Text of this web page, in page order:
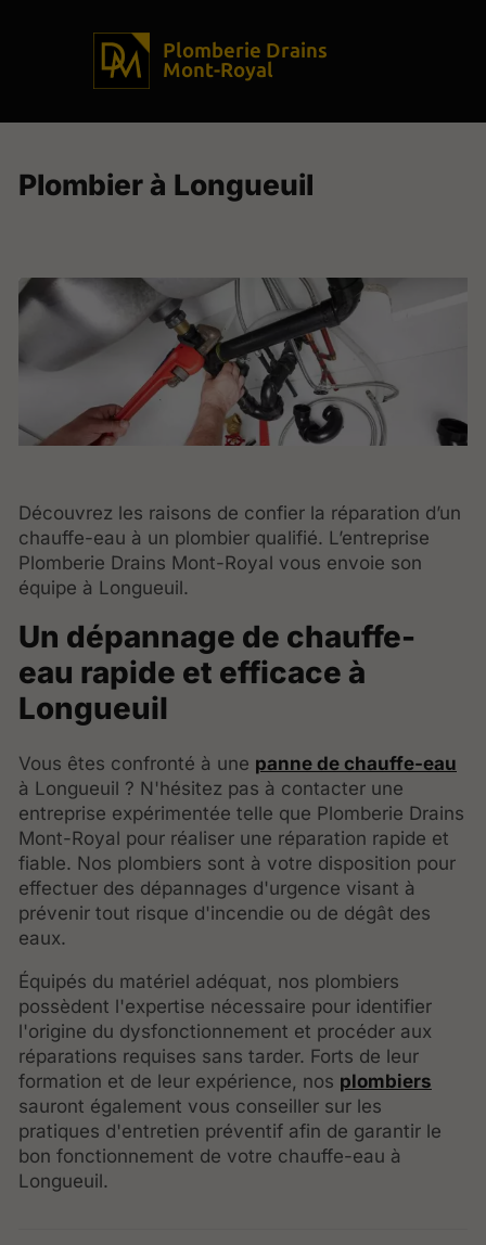
Plomberie Drains
Mont-Royal
Plombier à Longueuil
Découvrez les raisons de confier la réparation d’un
chauffe-eau à un plombier qualifié. L’entreprise
Plomberie Drains Mont-Royal vous envoie son
équipe à Longueuil.
Un dépannage de chauffe-
eau rapide et efficace à
Longueuil
Vous êtes confronté à une panne de chauffe-eau
à Longueuil ? N'hésitez pas à contacter une
entreprise expérimentée telle que Plomberie Drains
Mont-Royal pour réaliser une réparation rapide et
fiable. Nos plombiers sont à votre disposition pour
effectuer des dépannages d'urgence visant à
prévenir tout risque d'incendie ou de dégât des
eaux.
Équipés du matériel adéquat, nos plombiers
possèdent l'expertise nécessaire pour identifier
l'origine du dysfonctionnement et procéder aux
réparations requises sans tarder. Forts de leur
formation et de leur expérience, nos plombiers
sauront également vous conseiller sur les
pratiques d'entretien préventif afin de garantir le
bon fonctionnement de votre chauffe-eau à
Longueuil.